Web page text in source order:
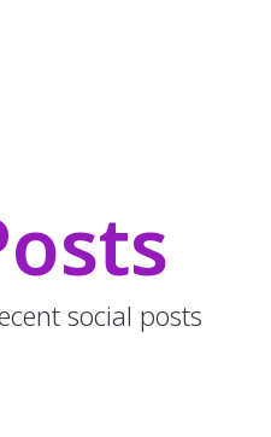
social posts